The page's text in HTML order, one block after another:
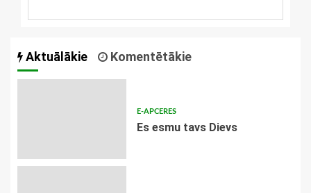
Aktuālākie Komentētākie
E-APCERES
Es esmu tavs Dievs